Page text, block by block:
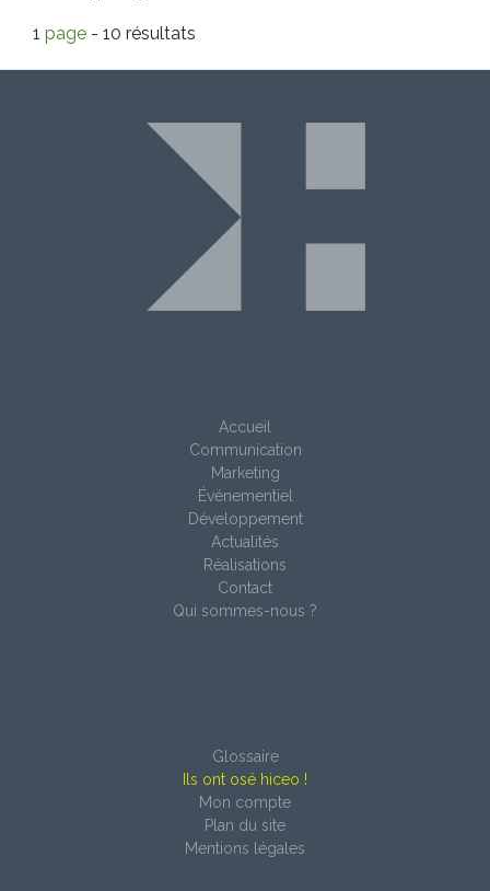
1 page - 10 résultats
Accueil
Communication
Marketing
Événementiel
Développement
Actualités
Réalisations
Contact
Qui sommes-nous ?
Glossaire
Ils ont osé hiceo !
Mon compte
Plan du site
Mentions légales